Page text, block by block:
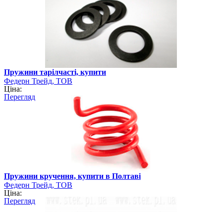
Пружини тарілчасті, купити
Федерн Трейд, ТОВ
Ціна:
Перегляд
Пружини кручення, купити в Полтаві
Федерн Трейд, ТОВ
Ціна:
Перегляд